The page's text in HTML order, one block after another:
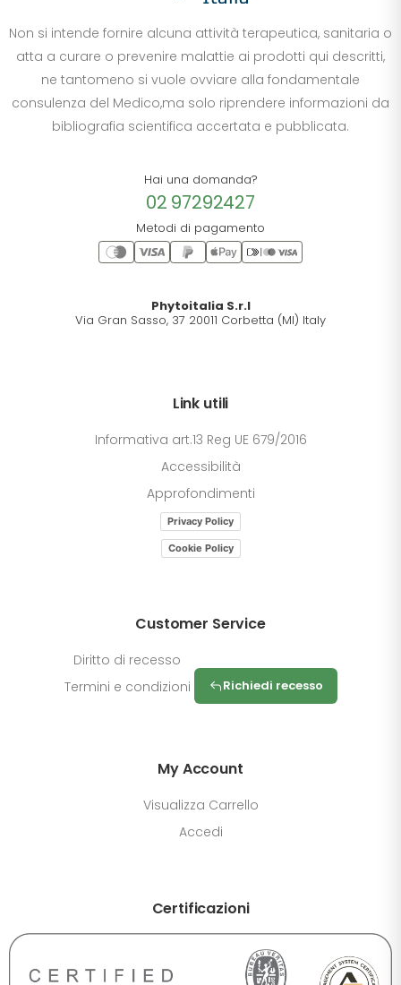
Non si intende fornire alcuna attività terapeutica, sanitaria o
atta a curare o prevenire malattie ai prodotti qui descritti,
ne tantomeno si vuole ovviare alla fondamentale
consulenza del Medico,ma solo riprendere informazioni da
bibliografia scientifica accertata e pubblicata.
Hai una domanda?
02 97292427
Metodi di pagamento
Phytoitalia S.r.l
Via Gran Sasso, 37 20011 Corbetta (MI) Italy
Link utili
Informativa art.13 Reg UE 679/2016
Accessibilità
Approfondimenti
Privacy Policy
Cookie Policy
Customer Service
Diritto di recesso
Termini e condizioni
Richiedi recesso
My Account
Visualizza Carrello
Accedi
Certificazioni
+0% A+
Standard Alto Scuro